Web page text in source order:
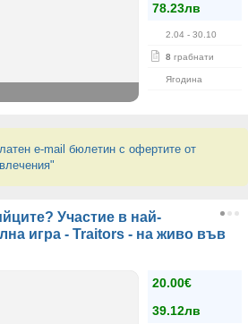
78.23лв
2.04 - 30.10
8 грабнати
Ягодина
e-mail бюлетин с офертите от
Участие в най-
игра - Traitors - на живо във
20.00€
39.12лв